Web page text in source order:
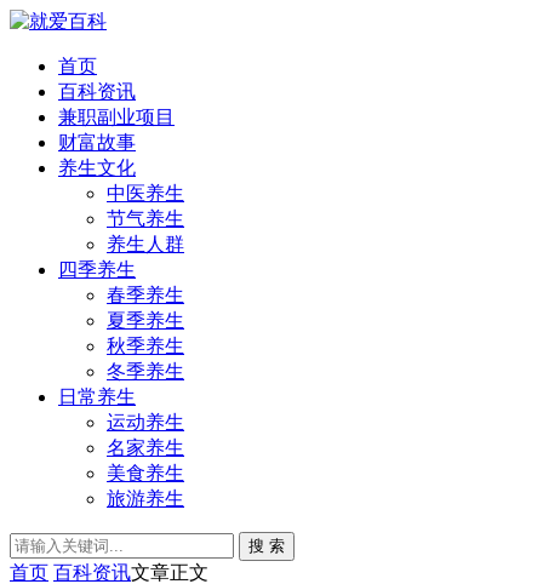
首页
百科资讯
兼职副业项目
财富故事
养生文化
中医养生
节气养生
养生人群
四季养生
春季养生
夏季养生
秋季养生
冬季养生
日常养生
运动养生
名家养生
美食养生
旅游养生
搜 索
首页 百科资讯文章正文